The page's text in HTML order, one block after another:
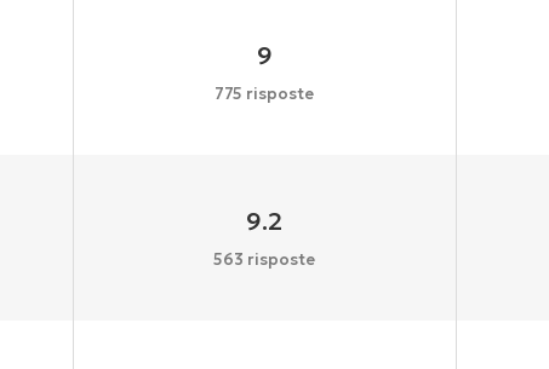
9
775 risposte
9.2
563 risposte